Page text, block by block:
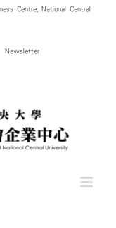
Centre, National Central
Newsletter